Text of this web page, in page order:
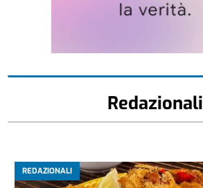
Redazionali
REDAZIONALI